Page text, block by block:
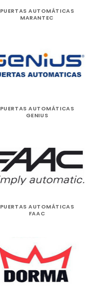
PUERTAS AUTOMÁTICAS
MARANTEC
PUERTAS AUTOMÁTICAS
GENIUS
PUERTAS AUTOMÁTICAS
FAAC